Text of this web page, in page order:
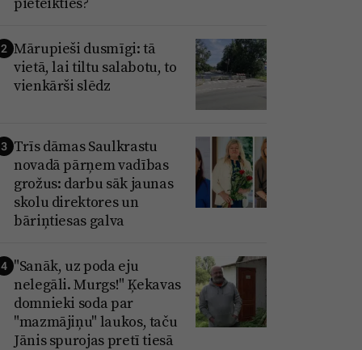
2 Mārupieši dusmīgi: tā
vietā, lai tiltu salabotu, to
vienkārši slēdz
3 Trīs dāmas Saulkrastu
novadā pārņem vadības
grožus: darbu sāk jaunas
skolu direktores un
bāriņtiesas galva
4 "Sanāk, uz poda eju
nelegāli. Murgs!" Ķekavas
domnieki soda par
"mazmājiņu" laukos, taču
Jānis spurojas pretī tiesā